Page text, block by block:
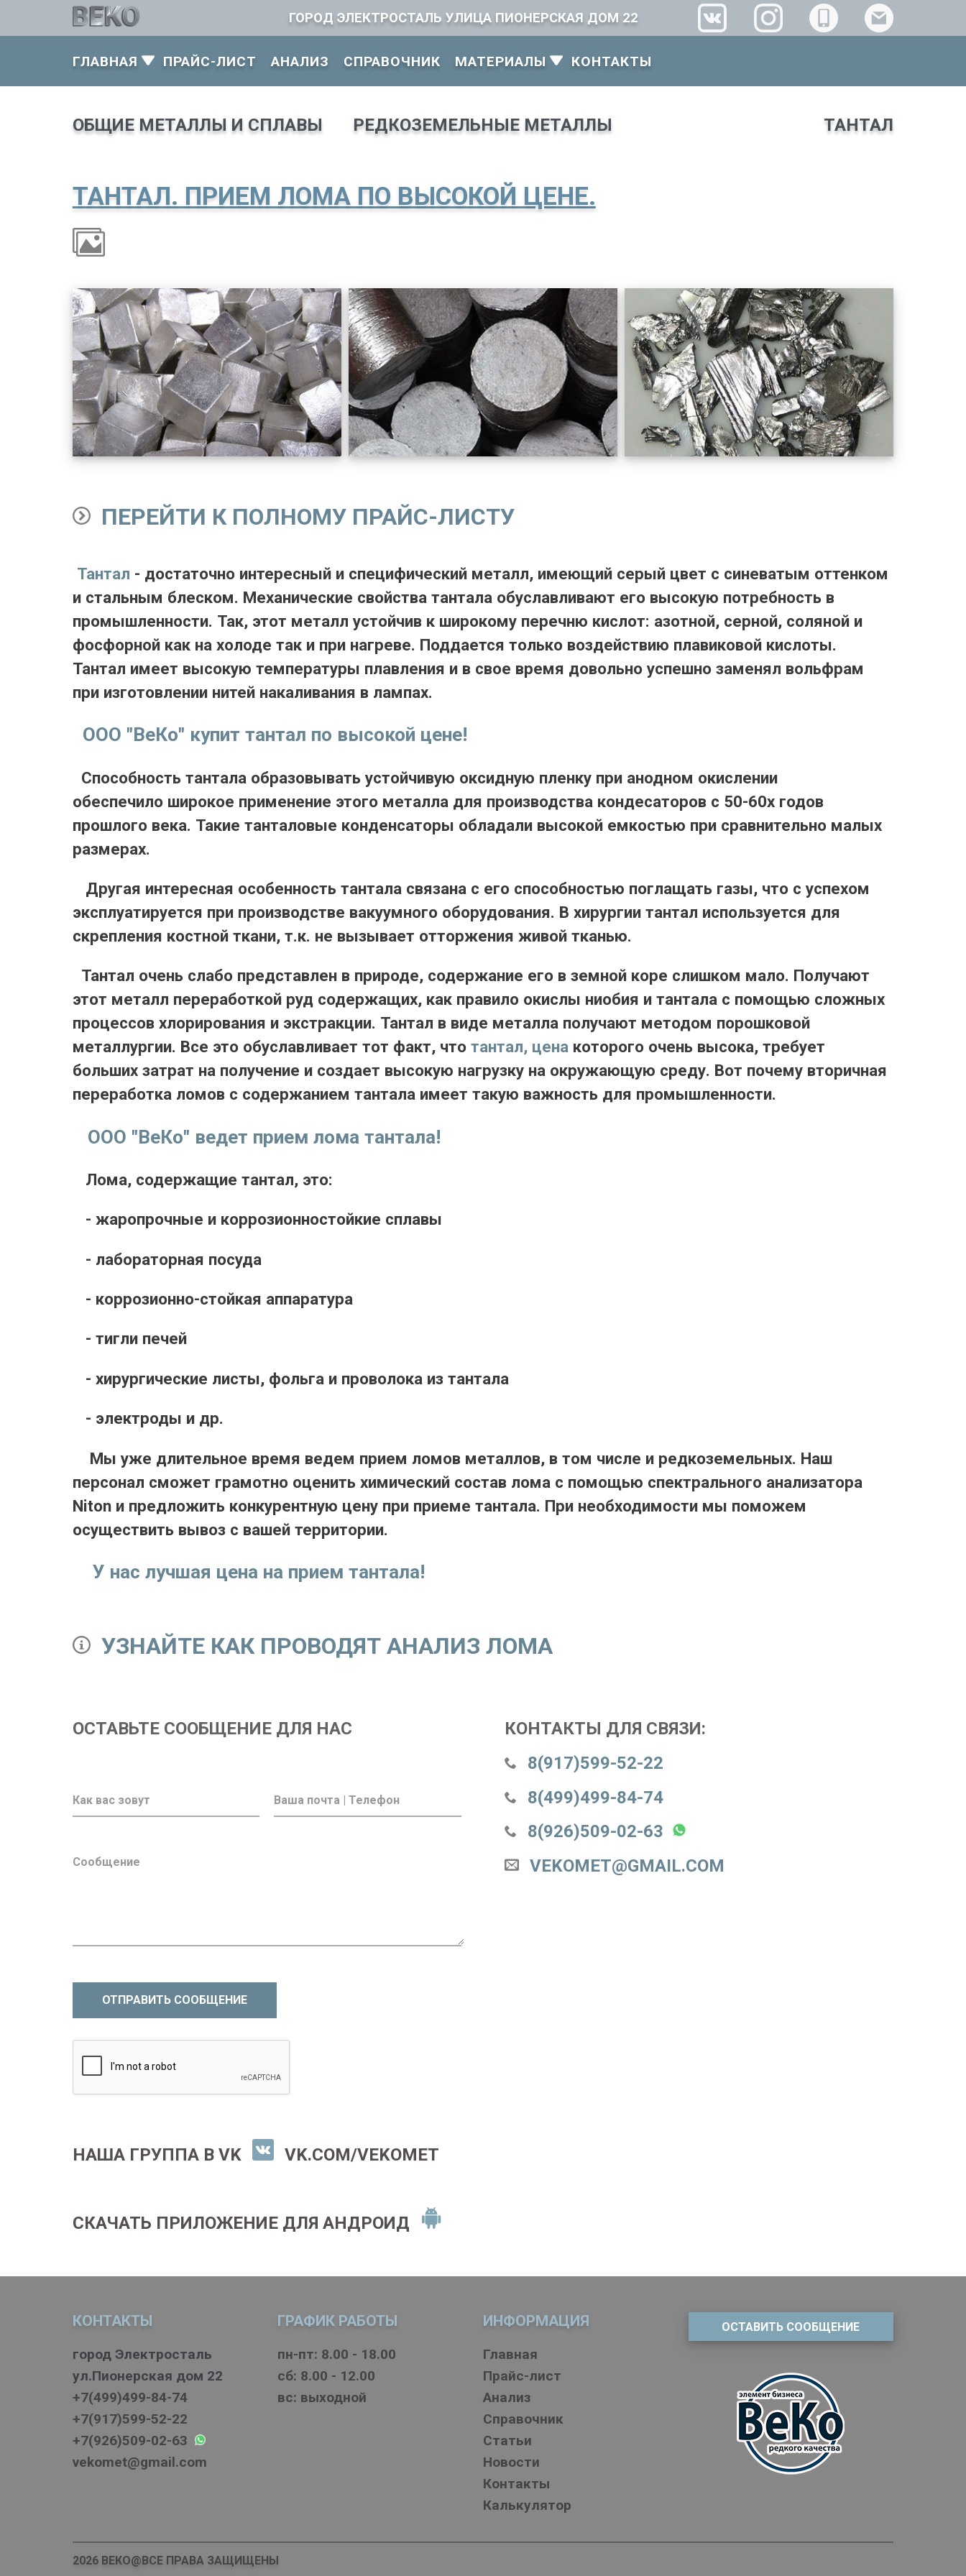
ГОРОД ЭЛЕКТРОСТАЛЬ УЛИЦА ПИОНЕРСКАЯ ДОМ 22
ГЛАВНАЯ ПРАЙС-ЛИСТ АНАЛИЗ СПРАВОЧНИК МАТЕРИАЛЫ КОНТАКТЫ
ОБЩИЕ МЕТАЛЛЫ И СПЛАВЫ РЕДКОЗЕМЕЛЬНЫЕ МЕТАЛЛЫ ТАНТАЛ
ТАНТАЛ. ПРИЕМ ЛОМА ПО ВЫСОКОЙ ЦЕНЕ.
ПЕРЕЙТИ К ПОЛНОМУ ПРАЙС-ЛИСТУ
Тантал - достаточно интересный и специфический металл, имеющий серый цвет с синеватым оттенком
и стальным блеском. Механические свойства тантала обуславливают его высокую потребность в
промышленности. Так, этот металл устойчив к широкому перечню кислот: азотной, серной, соляной и
фосфорной как на холоде так и при нагреве. Поддается только воздействию плавиковой кислоты.
Тантал имеет высокую температуры плавления и в свое время довольно успешно заменял вольфрам
при изготовлении нитей накаливания в лампах.
ООО "ВеКо" купит тантал по высокой цене!
Способность тантала образовывать устойчивую оксидную пленку при анодном окислении
обеспечило широкое применение этого металла для производства кондесаторов с 50-60х годов
прошлого века. Такие танталовые конденсаторы обладали высокой емкостью при сравнительно малых
размерах.
Другая интересная особенность тантала связана с его способностью поглащать газы, что с успехом
эксплуатируется при производстве вакуумного оборудования. В хирургии тантал используется для
скрепления костной ткани, т.к. не вызывает отторжения живой тканью.
Тантал очень слабо представлен в природе, содержание его в земной коре слишком мало. Получают
этот металл переработкой руд содержащих, как правило окислы ниобия и тантала с помощью сложных
процессов хлорирования и экстракции. Тантал в виде металла получают методом порошковой
металлургии. Все это обуславливает тот факт, что тантал, ценакоторого очень высока, требует
больших затрат на получение и создает высокую нагрузку на окружающую среду. Вот почему вторичная
переработка ломов с содержанием тантала имеет такую важность для промышленности.
ООО "ВеКо" ведет прием лома тантала!
Лома, содержащие тантал, это:
- жаропрочные и коррозионностойкие сплавы
- лабораторная посуда
- коррозионно-стойкая аппаратура
- тигли печей
- хирургические листы, фольга и проволока из тантала
- электроды и др.
Мы уже длительное время ведем прием ломов металлов, в том числе и редкоземельных. Наш
персонал сможет грамотно оценить химический состав лома с помощью спектрального анализатора
Niton и предложить конкурентную цену при приеме тантала. При необходимости мы поможем
осуществить вывоз с вашей территории.
У нас лучшая цена на прием тантала!
УЗНАЙТЕ КАК ПРОВОДЯТ АНАЛИЗ ЛОМА
ОСТАВЬТЕ СООБЩЕНИЕ ДЛЯ НАС
ОТПРАВИТЬ СООБЩЕНИЕ
КОНТАКТЫ ДЛЯ СВЯЗИ:
8(917)599-52-22
8(499)499-84-74
8(926)509-02-63
VEKOMET@GMAIL.COM
НАША ГРУППА В VK VK.COM/VEKOMET
СКАЧАТЬ ПРИЛОЖЕНИЕ ДЛЯ АНДРОИД
КОНТАКТЫ
город Электросталь
ул.Пионерская дом 22
+7(499)499-84-74
+7(917)599-52-22
+7(926)509-02-63
vekomet@gmail.com
ГРАФИК РАБОТЫ
пн-пт: 8.00 - 18.00
cб: 8.00 - 12.00
вс: выходной
ИНФОРМАЦИЯ
Главная
Прайс-лист
Анализ
Справочник
Статьи
Новости
Контакты
Калькулятор
ОСТАВИТЬ СООБЩЕНИЕ
2026 ВЕКО@ВСЕ ПРАВА ЗАЩИЩЕНЫ